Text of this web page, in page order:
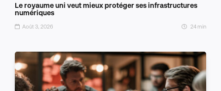
Le royaume uni veut mieux protéger ses infrastructures
numériques
Août 3, 2026 24 min